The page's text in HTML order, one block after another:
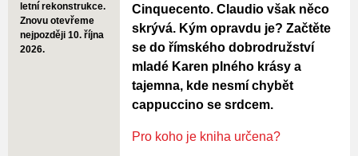
Cinquecento. Claudio však něco
skrývá. Kým opravdu je? Začtěte
se do římského dobrodružství
mladé Karen plného krásy a
tajemna, kde nesmí chybět
cappuccino se srdcem.
Pro koho je kniha určena?
letní rekonstrukce.
Znovu otevřeme
nejpozději 10. října
2026.